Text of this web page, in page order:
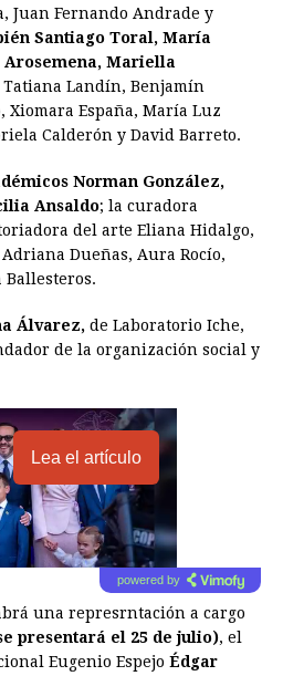
Juan Fernando Andrade y
Santiago Toral, María
Arosemena, Mariella
Tatiana Landín, Benjamín
Xiomara España, María Luz
Calderón y David Barreto.
Norman González,
Ansaldo; la curadora
del arte Eliana Hidalgo,
Dueñas, Aura Rocío,
Ballesteros.
Álvarez, de Laboratorio Iche,
de la organización social y
Lea el artículo
powered by
una represrntación a cargo
presentará el 25 de julio), el
Eugenio Espejo Édgar